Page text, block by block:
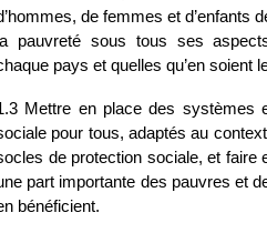
de femmes et d’enfants
pauvreté sous tous ses
pays et quelles qu’en soient
Mettre en place des systèmes
pour tous, adaptés au
de protection sociale, et faire
part importante des pauvres et
bénéficient.